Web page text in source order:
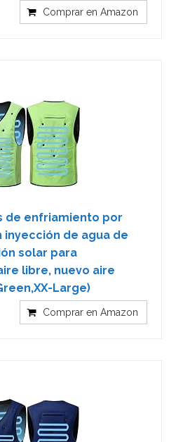
Comprar en Amazon
de enfriamiento por
inyección de agua de
solar para
libre, nuevo aire
Large)
Comprar en Amazon